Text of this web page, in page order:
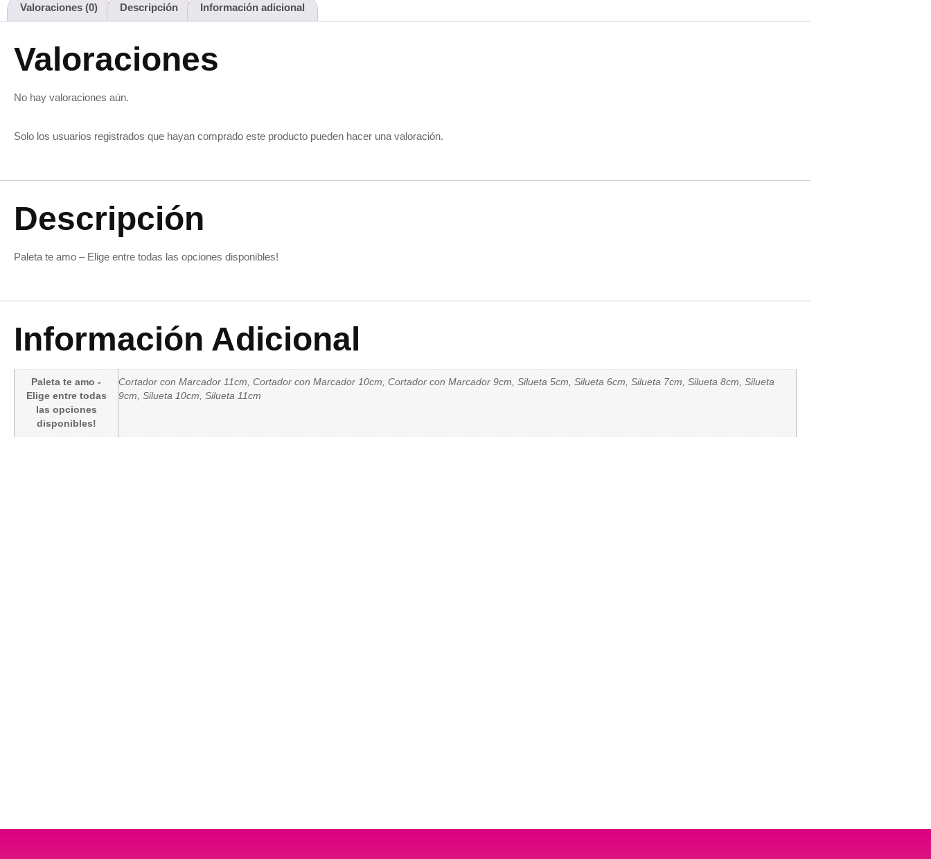
Valoraciones (0) Descripción Información adicional
Valoraciones
No hay valoraciones aún.
Solo los usuarios registrados que hayan comprado este producto pueden hacer una valoración.
Descripción
Paleta te amo – Elige entre todas las opciones disponibles!
Información Adicional
Paleta te amo -
Elige entre todas
las opciones
disponibles!
Cortador con Marcador 11cm, Cortador con Marcador 10cm, Cortador con Marcador 9cm, Silueta 5cm, Silueta 6cm, Silueta 7cm, Silueta 8cm, Silueta
9cm, Silueta 10cm, Silueta 11cm